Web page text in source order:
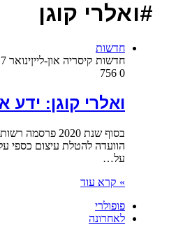
#ואלרי קוגן
חדשות
חדשות קיסריה און-לייןינואר 17, 2021
0
ואלרי קוגן:
בסוף שנת 2020
הוועדה להטלת עיצום כספי
על…
» קרא עוד
פופולרי
לאחרונה